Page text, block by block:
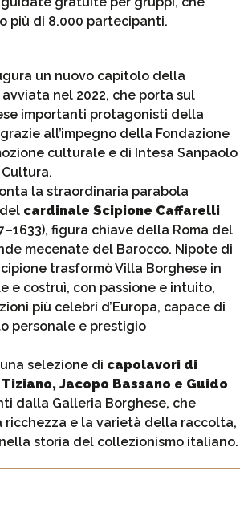
più di 8.000 partecipanti.
un nuovo capitolo della
nel 2022, che porta sul
importanti protagonisti della
all’impegno della Fondazione
culturale e di Intesa Sanpaolo
la straordinaria parabola
cardinale Scipione Caffarelli
figura chiave della Roma del
mecenate del Barocco. Nipote di
trasformò Villa Borghese in
e costruì, con passione e intuito,
più celebri d’Europa, capace di
personale e prestigio
selezione di capolavori di
Jacopo Bassano e Guido
dalla Galleria Borghese, che
ricchezza e la varietà della raccolta,
storia del collezionismo italiano.